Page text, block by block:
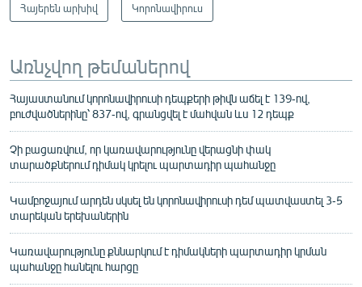
Հայերեն արխիվ Կորոնավիրուս
Առնչվող թեմաներով
Հայաստանում կորոնավիրուսի դեպքերի թիվն աճել է 139-ով,
բուժվածներինը՝ 837-ով, գրանցվել է մահվան ևս 12 դեպք
Չի բացառվում, որ կառավարությունը վերացնի փակ
տարածքներում դիմակ կրելու պարտադիր պահանջը
Կամբոջայում արդեն սկսել են կորոնավիրուսի դեմ պատվաստել 3-5
տարեկան երեխաներին
Կառավարությունը քննարկում է դիմակների պարտադիր կրման
պահանջը հանելու հարցը